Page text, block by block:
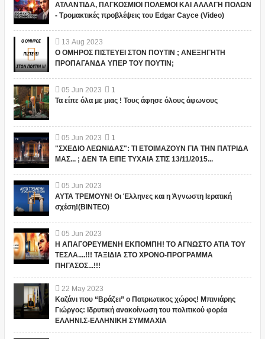
ΑΤΛΑΝΤΙΔΑ, ΠΑΓΚΟΣΜΙΟΙ ΠΟΛΕΜΟΙ ΚΑΙ ΑΛΛΑΓΗ ΠΟΛΩΝ
- Τρομακτικές προβλέψεις του Edgar Cayce (Video)
13 Aug 2023
Ο ΟΜΗΡΟΣ ΠΙΣΤΕΥΕΙ ΣΤΟΝ ΠΟΥΤΙΝ ; ΑΝΕΞΗΓΗΤΗ
ΠΡΟΠΑΓΑΝΔΑ ΥΠΕΡ ΤΟΥ ΠΟΥΤΙΝ;
05 Jun 2023
1
Τα είπε όλα με μιας ! Τους άφησε όλους άφωνους
05 Jun 2023
1
"ΣΧΕΔΙΟ ΛΕΩΝΙΔΑΣ": ΤΙ ΕΤΟΙΜΑΖΟΥΝ ΓΙΑ ΤΗΝ ΠΑΤΡΙΔΑ
ΜΑΣ... ; ΔΕΝ ΤΑ ΕΙΠΕ ΤΥΧΑΙΑ ΣΤΙΣ 13/11/2015...
05 Jun 2023
ΑΥΤΑ ΤΡΕΜΟΥΝ! Οι Έλληνες και η Άγνωστη Ιερατική
σχέση!(ΒΙΝΤΕΟ)
05 Jun 2023
Η ΑΠΑΓΟΡΕΥΜΕΝΗ ΕΚΠΟΜΠΗ! ΤΟ ΑΓΝΩΣΤΟ ΑΤΙΑ ΤΟΥ
ΤΕΣΛΑ....!!! ΤΑΞΙΔΙΑ ΣΤΟ ΧΡΟΝΟ-ΠΡΟΓΡΑΜΜΑ
ΠΗΓΑΣΟΣ...!!!
22 May 2023
Καζάνι που “Βράζει” ο Πατριωτικος χώρος! Μπινιάρης
Γιώργος: Ιδρυτική ανακοίνωση του πολιτικού φορέα
ΕΛΛΗΝΙ.Σ-ΕΛΛΗΝΙΚΗ ΣΥΜΜΑΧΙΑ